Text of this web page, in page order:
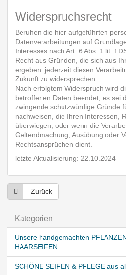
Widerspruchsrecht
Beruhen die hier aufgeführten
Datenverarbeitungen auf
Interesses nach Art. 6 Abs. 1 lit. f
Recht aus Gründen, die sich aus
ergeben, jederzeit diesen
Zukunft zu widersprechen.
Nach erfolgtem Widerspruch wird
betroffenen Daten beendet, es sei
zwingende schutzwürdige Gründe
nachweisen, die Ihren Interessen,
überwiegen, oder wenn die
Geltendmachung, Ausübung oder
Rechtsansprüchen dient.
letzte Aktualisierung: 22.10.2024
Zurück
Kategorien
Unsere handgemachten
HAARSEIFEN
SCHÖNE SEIFEN & PFLEGE aus